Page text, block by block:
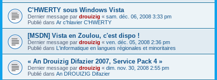
C’HWERTY sous Windows Vista
Dernier message par drouizig « sam. déc. 06, 2008 3:33 pm
Publié dans Ar c'hlavier C'HWERTY
[MSDN] Vista en Zoulou, c'est dispo !
Dernier message par drouizig « ven. déc. 05, 2008 2:36 pm
Publié dans L'informatique en langues régionales et minoritaires
« An Drouizig Difazier 2007, Service Pack 4 »
Dernier message par drouizig « dim. nov. 30, 2008 2:55 pm
Publié dans An DROUIZIG Difazier